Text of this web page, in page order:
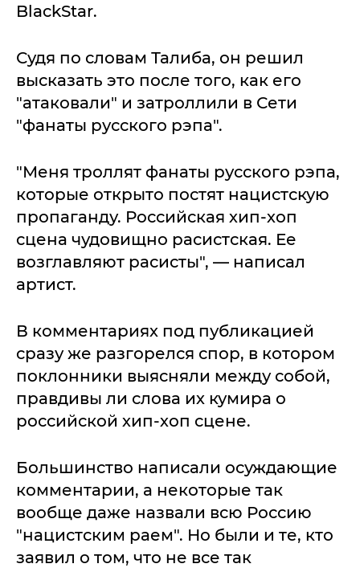
BlackStar.
Судя по словам Талиба, он решил
высказать это после того, как его
"атаковали" и затроллили в Сети
"фанаты русского рэпа".
"Меня троллят фанаты русского рэпа,
которые открыто постят нацистскую
пропаганду. Российская хип-хоп
сцена чудовищно расистская. Ее
возглавляют расисты", — написал
артист.
В комментариях под публикацией
сразу же разгорелся спор, в котором
поклонники выясняли между собой,
правдивы ли слова их кумира о
российской хип-хоп сцене.
Большинство написали осуждающие
комментарии, а некоторые так
вообще даже назвали всю Россию
"нацистским раем". Но были и те, кто
заявил о том, что не все так